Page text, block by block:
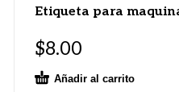
Etiqueta para
$8.00
Añadir al carrito